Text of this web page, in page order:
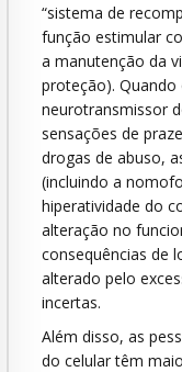
“sistema de
função estimular
a manutenção da
proteção). Quando
neurotransmissor
sensações de
drogas de abuso,
(incluindo a
hiperatividade do
alteração no
consequências de
alterado pelo
incertas.
Além disso, as
do celular têm